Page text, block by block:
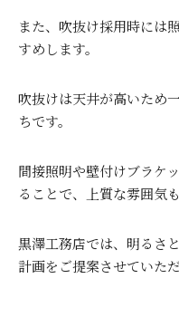
また、吹抜け採用時には
すめします。
吹抜けは天井が高いため
ちです。
間接照明や壁付けブラケ
ることで、上質な雰囲気
黒澤工務店では、明るさ
計画をご提案させていた